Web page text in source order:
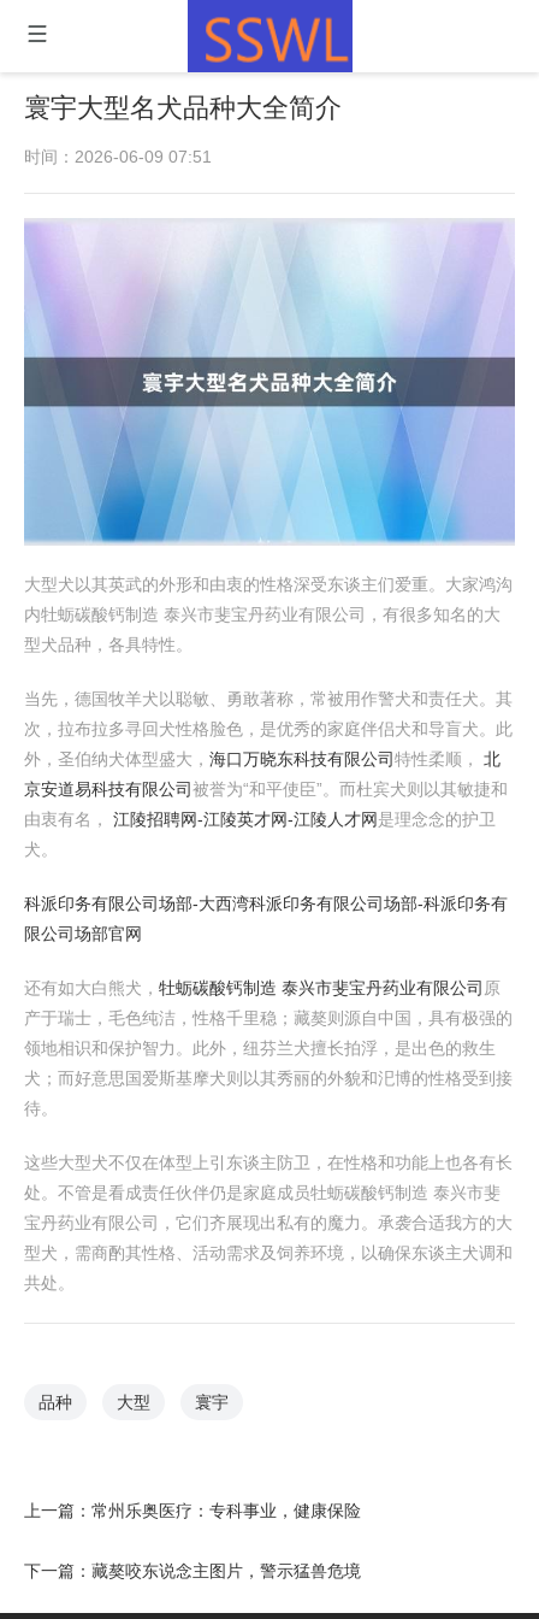
寰宇大型名犬品种大全简介
时间：2026-06-09 07:51
大型犬以其英武的外形和由衷的性格深受东谈主们爱重。大家鸿沟
内牡蛎碳酸钙制造 泰兴市斐宝丹药业有限公司，有很多知名的大
型犬品种，各具特性。
当先，德国牧羊犬以聪敏、勇敢著称，常被用作警犬和责任犬。其
次，拉布拉多寻回犬性格脸色，是优秀的家庭伴侣犬和导盲犬。此
外，圣伯纳犬体型盛大， 海口万晓东科技有限公司特性柔顺， 北
京安道易科技有限公司被誉为“和平使臣”。而杜宾犬则以其敏捷和
由衷有名， 江陵招聘网-江陵英才网-江陵人才网是理念念的护卫
犬。
科派印务有限公司场部-大西湾科派印务有限公司场部-科派印务有
限公司场部官网
还有如大白熊犬， 牡蛎碳酸钙制造 泰兴市斐宝丹药业有限公司 原
产于瑞士，毛色纯洁，性格千里稳；藏獒则源自中国，具有极强的
领地相识和保护智力。此外，纽芬兰犬擅长拍浮，是出色的救生
犬；而好意思国爱斯基摩犬则以其秀丽的外貌和汜博的性格受到接
待。
这些大型犬不仅在体型上引东谈主防卫，在性格和功能上也各有长
处。不管是看成责任伙伴仍是家庭成员牡蛎碳酸钙制造 泰兴市斐
宝丹药业有限公司，它们齐展现出私有的魔力。承袭合适我方的大
型犬，需商酌其性格、活动需求及饲养环境，以确保东谈主犬调和
共处。
品种 大型 寰宇
上一篇： 常州乐奥医疗：专科事业，健康保险
下一篇： 藏獒咬东说念主图片，警示猛兽危境